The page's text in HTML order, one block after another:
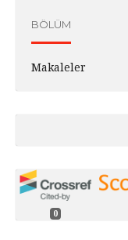
BÖLÜM
Makaleler
0